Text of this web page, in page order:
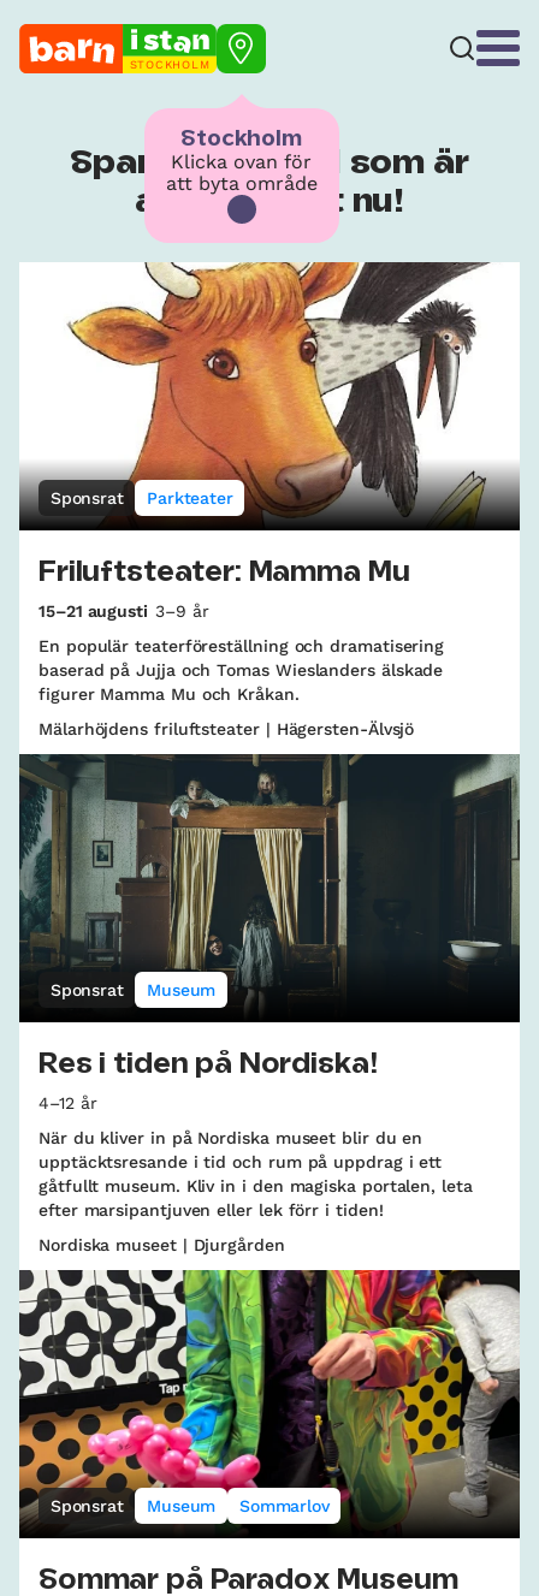
STOCKHOLM
Stockholm
Klicka ovan för
att byta område
Spana in allt kul som är
aktuellt just nu!
Sponsrat Parkteater
Friluftsteater: Mamma Mu
15–21 augusti 3–9 år
En populär teaterföreställning och dramatisering
baserad på Jujja och Tomas Wieslanders älskade
figurer Mamma Mu och Kråkan.
Mälarhöjdens friluftsteater | Hägersten-Älvsjö
Sponsrat Museum
Res i tiden på Nordiska!
4–12 år
När du kliver in på Nordiska museet blir du en
upptäcktsresande i tid och rum på uppdrag i ett
gåtfullt museum. Kliv in i den magiska portalen, leta
efter marsipantjuven eller lek förr i tiden!
Nordiska museet | Djurgården
Sponsrat Museum Sommarlov
Sommar på Paradox Museum